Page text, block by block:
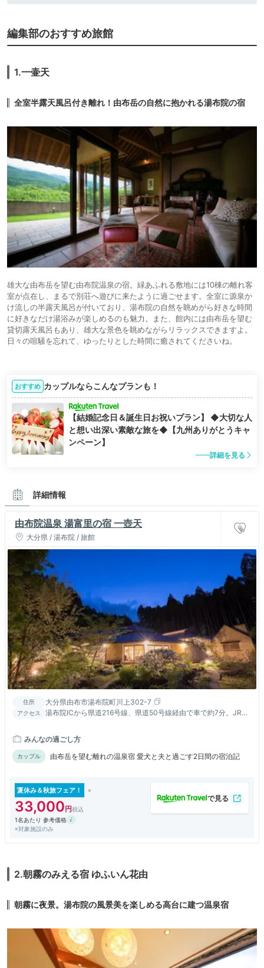
亭 松葉屋
icotto 楽天トラベル
12.別府温泉 美湯の宿
両築別邸
びき
14. 天ヶ瀬温泉 山荘
天水
icotto 楽天トラベル
旅館
由布院温泉 お宿
12,000円〜
楽天トラベル
16.筋湯温泉 山あいの
宿 喜安屋
icotto 楽天トラベル
17.由布院温泉 楓の小
icotto
25,300円〜
楽天トラベル
旅館
18.山荘 無量塔
（MURATA）
icotto
85,800円〜
楽天トラベル
19.べっぷの宿 ホテル
18,379円〜
編集部のおすすめ旅館
1.一壷天
全室半露天風呂付き離れ！由布岳の自然に抱かれる湯布院の宿
雄大な由布岳を望む由布院温泉の宿。緑あふれる敷地には10棟の離れ客
室が点在し、まるで別荘へ遊びに来たように過ごせます。全室に源泉か
け流しの半露天風呂が付いており、湯布院の自然を眺めがら好きな時間
に好きなだけ湯浴みが楽しめるのも魅力。また、館内には由布岳を望む
貸切露天風呂もあり、雄大な景色を眺めながらリラックスできますよ。
日々の喧騒を忘れて、ゆったりとした時間に癒されてくださいね。
おすすめ カップルならこんなプランも！
【結婚記念日＆誕生日お祝いプラン】 ◆大切な人
と想い出深い素敵な旅を◆【九州ありがとうキャ
ンペーン】
詳細を見る
詳細情報
由布院温泉 湯富里の宿 一壺天
大分県 / 湯布院 / 旅館
住所 大分県由布市湯布院町川上302-7
アクセス
湯布院ICから県道216号線、県道50号線経由で車で約7分。JR由
みんなの過ごし方
カップル 由布岳を望む離れの温泉宿 愛犬と夫と過ごす2日間の宿泊記
夏休み＆秋旅フェア！
33,000
1名あたり 参考価格
※対象施設のみ
2.朝霧のみえる宿 ゆふいん花由
朝霧に夜景。湯布院の風景美を楽しめる高台に建つ温泉宿